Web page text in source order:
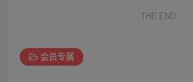
THE END
会员专属